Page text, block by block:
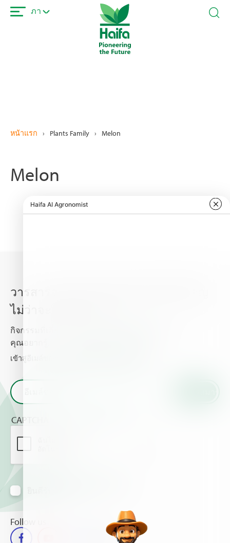
ข้าม
ภา
หน้าแรก › Plants Family › Melon
Melon
วารสารจากไฮฟา อัพเดททุกเรื่องสำคัญ
ไม่ว่าจะเป็นข่าวสาร
กิจกรรมที่เกี่ยวกับพืชปลูก และธาตุอาหารพืช ที่
คุณอยากรู้.
เข้าสู่อีเมล์ของท่านและรับข่าวสารจากเราไฮฟา
CAPTCHA
Follow us